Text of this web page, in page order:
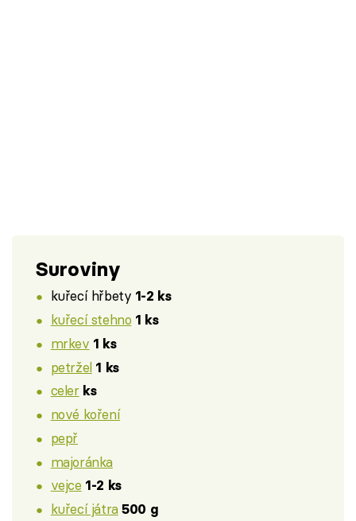
Suroviny
kuřecí hřbety 1-2 ks
kuřecí stehno 1 ks
mrkev 1 ks
petržel 1 ks
celer ks
nové koření
pepř
majoránka
vejce 1-2 ks
kuřecí játra 500 g